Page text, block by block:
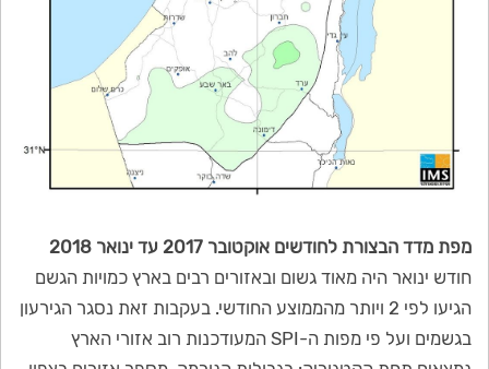
מפת מדד הבצורת לחודשים אוקטובר 2017 עד ינואר 2018
חודש ינואר היה מאוד גשום ובאזורים רבים בארץ כמויות הגשם
הגיעו לפי 2 ויותר מהממוצע החודשי. בעקבות זאת נסגר הגירעון
בגשמים ועל פי מפות ה-SPI המעודכנות רוב אזורי הארץ